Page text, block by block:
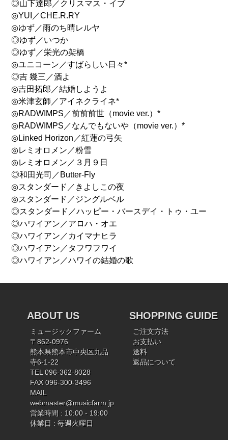
◎山下達郎／クリスマス・イブ
◎YUI／CHE.R.RY
◎ゆず／雨のち晴レルヤ
◎ゆず／いつか
◎ゆず／栄光の架橋
◎ユニコーン／すばらしい日々*
◎吉 幾三／酒よ
◎吉田拓郎／結婚しようよ
◎米津玄師／アイネクライネ*
◎RADWIMPS／前前前世（movie ver.）*
◎RADWIMPS／なんでもないや（movie ver.）*
◎Linked Horizon／紅蓮の弓矢
◎レミオロメン／粉雪
◎レミオロメン／３月９日
◎和田光司／Butter-Fly
◎スタンダード／きよしこの夜
◎スタンダード／ジングルベル
◎スタンダード／ハッピー・バースデイ・トゥ・ユー
◎ハワイアン／アロハ・オエ
◎ハワイアン／カイマナヒラ
◎ハワイアン／タフワフワイ
◎ハワイアン／ハワイの結婚の歌
ABOUT US
ミュージックファーム
〒862-0976
熊本県熊本市中央区九品
寺6-1-22
TEL 096-362-8028
FAX 096-300-3496
MAIL
webmaster@musicfarm.jp
営業時間 : 10:00 - 19:00
休業日 : 毎週火曜日
SHOPPING GUIDE
ご注文方法
お支払い
送料
返品について